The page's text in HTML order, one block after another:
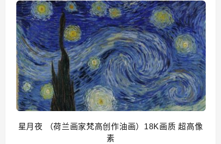
星月夜 （荷兰画家梵高创作油画）18K画质 超高像
素